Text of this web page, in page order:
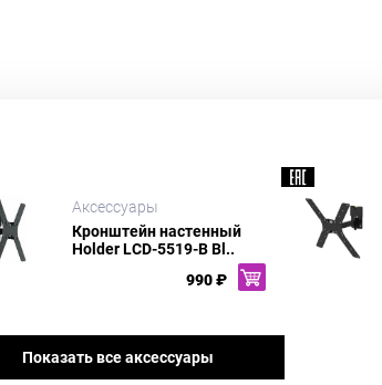
Аксессуары
Кронштейн настенный
Holder LCD-5519-B Bl..
990 ₽
Показать все аксессуары